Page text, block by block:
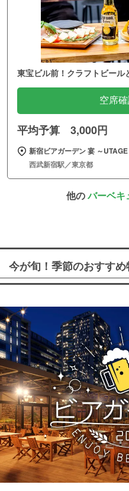
東宝ビル前！クラフトビー
空席
平均予算 3,000円
新宿ビアガーデン 宴 ～
西武新宿駅／東京都
他のバーベキ
今が旬！季節のおすす